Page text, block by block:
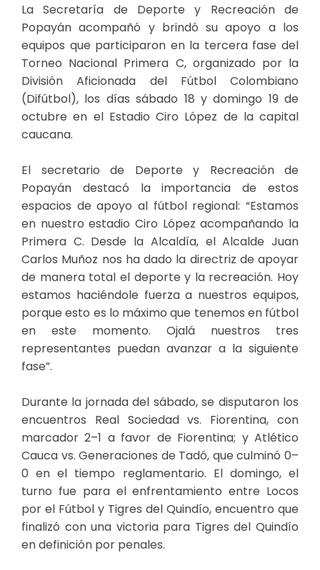
​La Secretaría de Deporte y Recreación de
Popayán acompañó y brindó su apoyo a los
equipos que participaron en la tercera fase del
Torneo Nacional Primera C, organizado por la
División Aficionada del Fútbol Colombiano
(Difútbol), los días sábado 18 y domingo 19 de
octubre en el Estadio Ciro López de la capital
caucana.
El secretario de Deporte y Recreación de
Popayán destacó la importancia de estos
espacios de apoyo al fútbol regional: “Estamos
en nuestro estadio Ciro López acompañando la
Primera C. Desde la Alcaldía, el Alcalde Juan
Carlos Muñoz nos ha dado la directriz de apoyar
de manera total el deporte y la recreación. Hoy
estamos haciéndole fuerza a nuestros equipos,
porque esto es lo máximo que tenemos en fútbol
en este momento. Ojalá nuestros tres
representantes puedan avanzar a la siguiente
fase”.
Durante la jornada del sábado, se disputaron los
encuentros Real Sociedad vs. Fiorentina, con
marcador 2–1 a favor de Fiorentina; y Atlético
Cauca vs. Generaciones de Tadó, que culminó 0–
0 en el tiempo reglamentario. El domingo, el
turno fue para el enfrentamiento entre Locos
por el Fútbol y Tigres del Quindío, encuentro que
finalizó con una victoria para Tigres del Quindío
en definición por penales.